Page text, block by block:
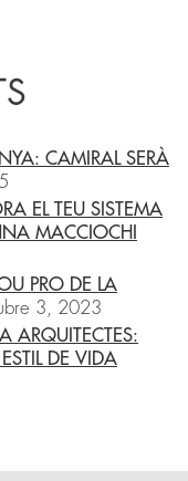
CAMIRAL SERÀ
EL TEU SISTEMA
MACCIOCHI
PRO DE LA
3, 2023
ARQUITECTES:
DE VIDA